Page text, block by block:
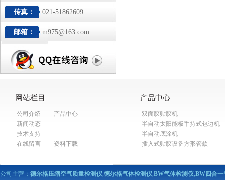
传真： 021-51862609
邮箱： m975@163.com
网站栏目
公司介绍
产品中心
新闻动态
技术支持
在线留言
资料下载
产品中心
双面胶贴胶机
半自动太阳能板手持式包边机
半自动底涂机
插入式贴胶设备方形管款
公司主营： 德尔格压缩空气质量检测仪,德尔格气体检测仪,BW气体检测仪,BW四合一